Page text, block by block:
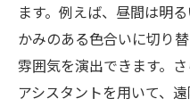
ます。例えば、昼間は明
かみのある色合いに切り
雰囲気を演出できます。
アシスタントを用いて、